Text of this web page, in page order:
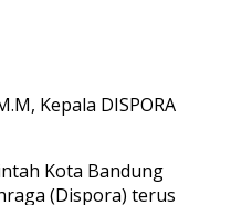
Kepala DISPORA
Kota Bandung
(Dispora) terus